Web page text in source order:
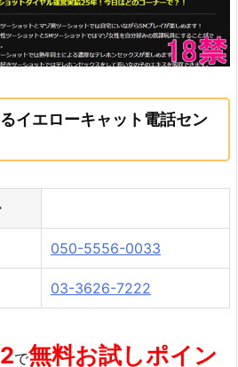
イエローキャット電話セン
050-5556-0033
03-3626-7222
で無料お試しポイン